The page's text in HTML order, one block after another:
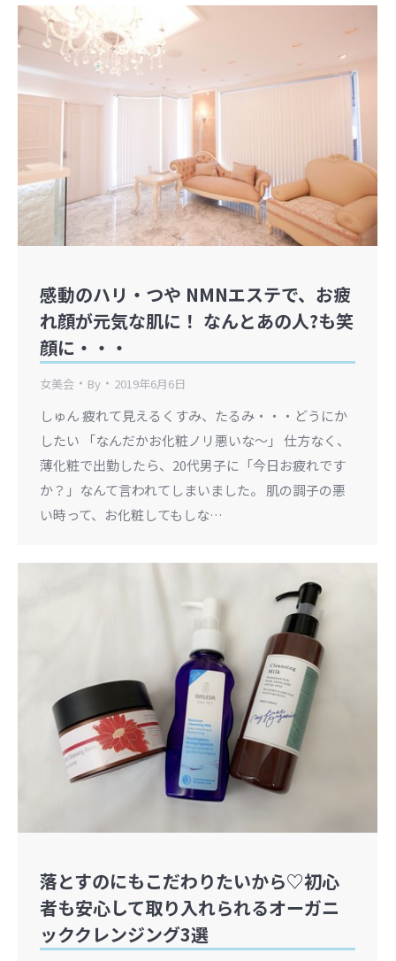
感動のハリ・つや NMNエステで、お疲
れ顔が元気な肌に！ なんとあの人?も笑
顔に・・・
女美会 By 2019年6月6日
しゅん 疲れて見えるくすみ、たるみ・・・どうにか
したい 「なんだかお化粧ノリ悪いな〜」 仕方なく、
薄化粧で出勤したら、20代男子に「今日お疲れです
か？」なんて言われてしまいました。 肌の調子の悪
い時って、お化粧してもしな…
落とすのにもこだわりたいから♡︎初心
者も安心して取り入れられるオーガニ
ッククレンジング3選